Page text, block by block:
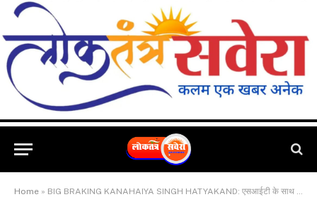
Home » BIG BRAKING KANAHAIYA SINGH HATYAKAND: एसआईटी के साथ समीक्षा बैठक कर 24 घंटे में उद्भेदन का डीआईजी ने दिया निर्देश, बोले हमारी टीम सुराग के करीब